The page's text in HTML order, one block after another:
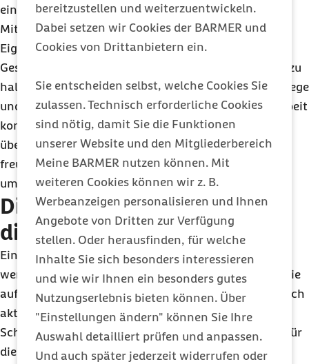
bereitzustellen und weiterzuentwickeln.
Dabei setzen wir Cookies der BARMER und
Cookies von Drittanbietern ein.
Sie entscheiden selbst, welche Cookies Sie
zulassen. Technisch erforderliche Cookies
sind nötig, damit Sie die Funktionen
unserer Website und den Mitgliederbereich
Meine BARMER nutzen können. Mit
weiteren Cookies können wir z. B.
Werbeanzeigen personalisieren und Ihnen
Angebote von Dritten zur Verfügung
stellen. Oder herausfinden, für welche
Inhalte Sie sich besonders interessieren
und wie wir Ihnen ein besonders gutes
Nutzungserlebnis bieten können. Über
"Einstellungen ändern" können Sie Ihre
Auswahl detailliert prüfen und anpassen.
Und auch später jederzeit widerrufen oder
ein angenehmes Raumklima – egal, ob die
Mitarbeitenden auf der Nord- oder Südseite sitzen.
Eigene Räume für Sport und betriebliche
Gesundheitsförderung machen es einfacher, sich fit zu
halten und Stress abzubauen. Und das ohne lange Wege
und zusätzliche Kosten. Wer mit dem Fahrrad zur Arbeit
kommt, wird sich sicher über die großzügigen
überdachten Fahrradstellplätze im Außenbereich
freuen. Auch die neuen E-Ladesäulen motivieren zu
umweltfreundlicher Mobilität und sparen Zeit.
Die Barmer gibt Flächen an
die Natur zurück
Ein großer Pluspunkt: Dort, wo Gebäude abgerissen
werden, sollen großzügige Grünflächen entstehen. Die
auf dem Grundstück vorhandenen Bäume bleiben nach
aktuellem Stand der Planung alle erhalten. Als
Schattenspender werden sie in die Erholungszonen für
die Mitarbeitenden integriert.